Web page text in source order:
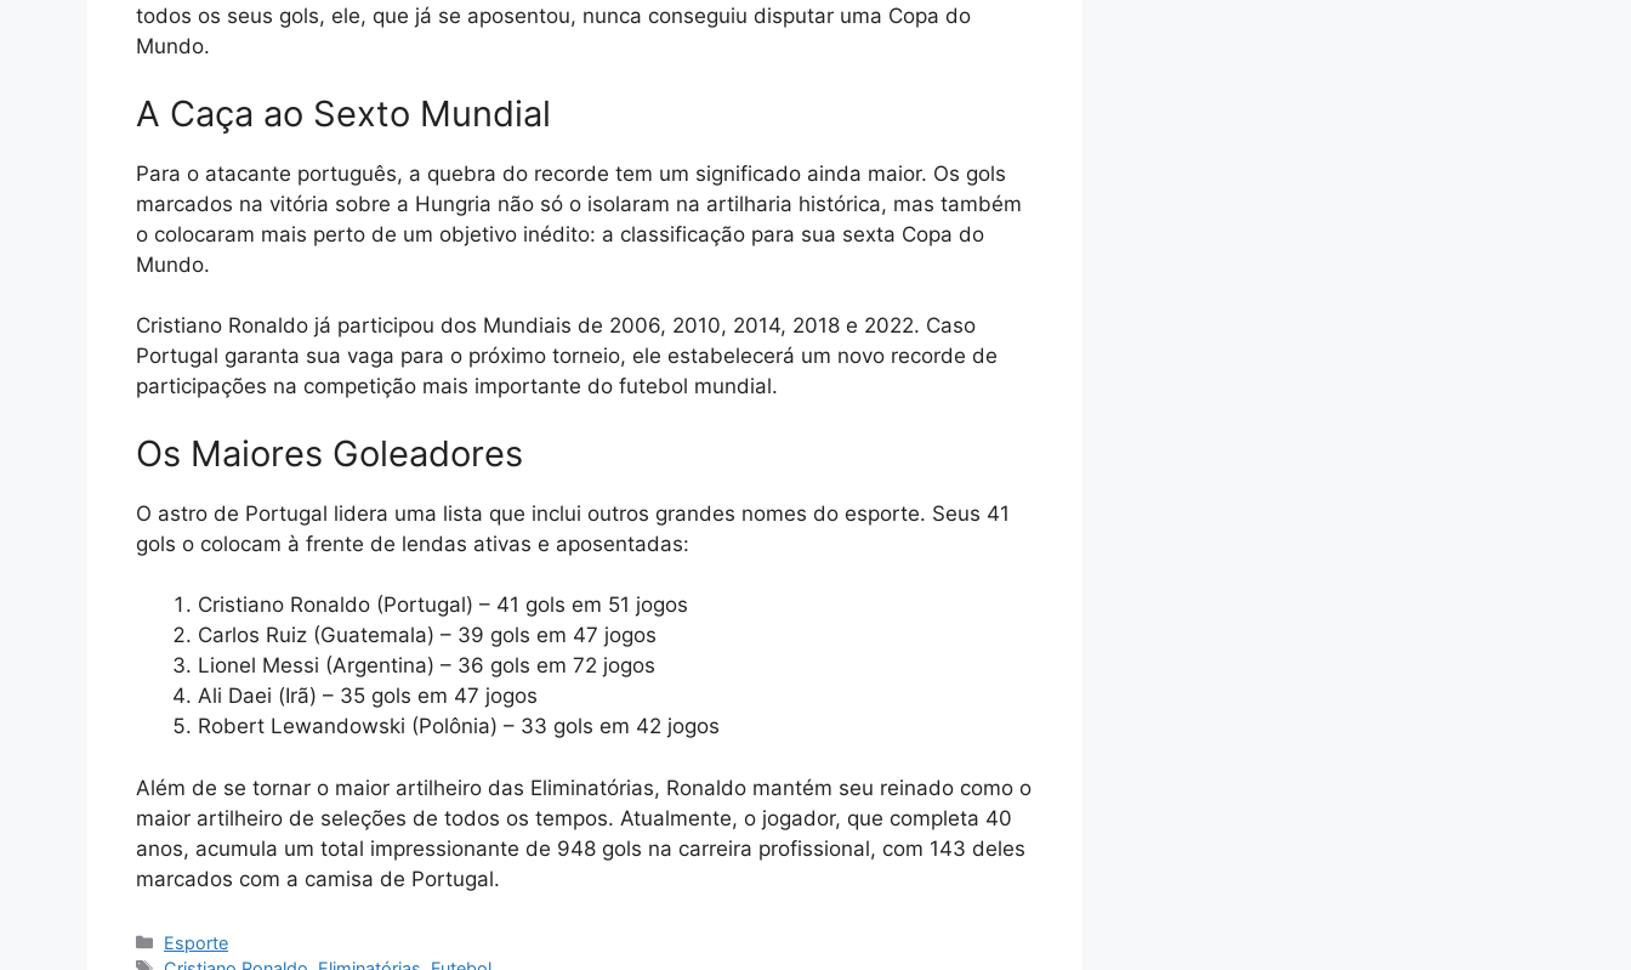
todos os seus gols, ele, que já se aposentou, nunca conseguiu disputar uma Copa do
Mundo.
A Caça ao Sexto Mundial
Para o atacante português, a quebra do recorde tem um significado ainda maior. Os gols
marcados na vitória sobre a Hungria não só o isolaram na artilharia histórica, mas também
o colocaram mais perto de um objetivo inédito: a classificação para sua sexta Copa do
Mundo.
Cristiano Ronaldo já participou dos Mundiais de 2006, 2010, 2014, 2018 e 2022. Caso
Portugal garanta sua vaga para o próximo torneio, ele estabelecerá um novo recorde de
participações na competição mais importante do futebol mundial.
Os Maiores Goleadores
O astro de Portugal lidera uma lista que inclui outros grandes nomes do esporte. Seus 41
gols o colocam à frente de lendas ativas e aposentadas:
Cristiano Ronaldo (Portugal) – 41 gols em 51 jogos
Carlos Ruiz (Guatemala) – 39 gols em 47 jogos
Lionel Messi (Argentina) – 36 gols em 72 jogos
Ali Daei (Irã) – 35 gols em 47 jogos
Robert Lewandowski (Polônia) – 33 gols em 42 jogos
Além de se tornar o maior artilheiro das Eliminatórias, Ronaldo mantém seu reinado como o
maior artilheiro de seleções de todos os tempos. Atualmente, o jogador, que completa 40
anos, acumula um total impressionante de 948 gols na carreira profissional, com 143 deles
marcados com a camisa de Portugal.
Categorias
Esporte